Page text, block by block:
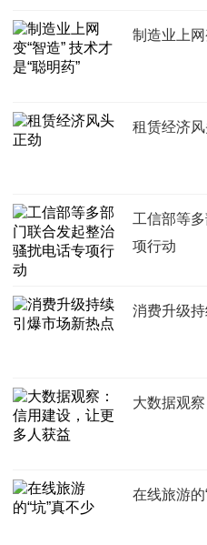
制造业上网
租赁经济
工信部等
项行动
消费升级
大数据观
在线旅游的